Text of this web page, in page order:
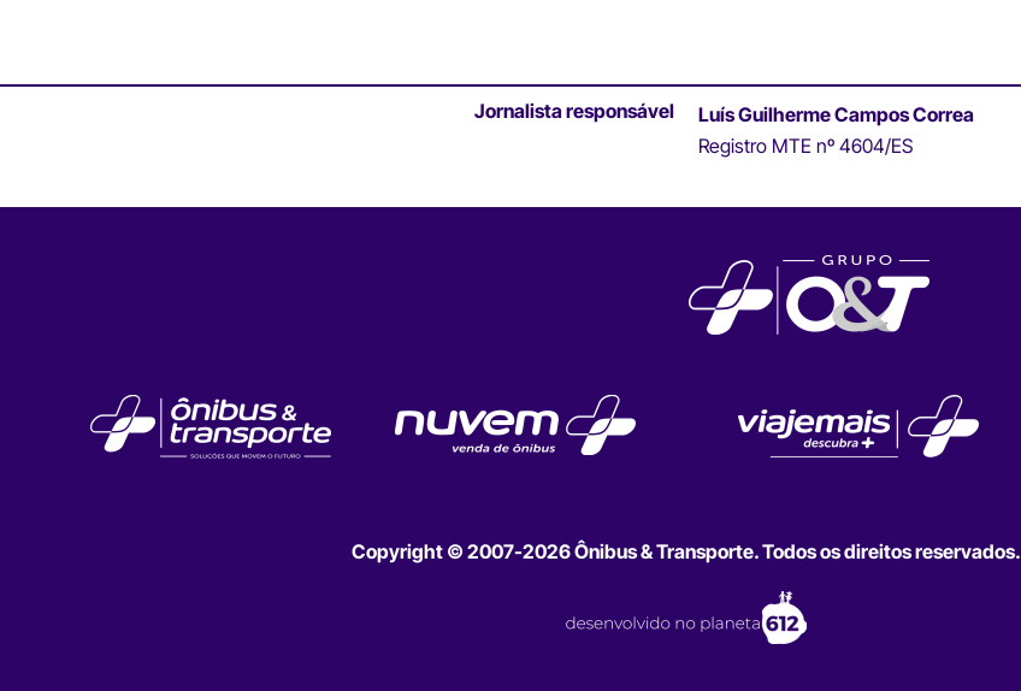
Jornalista responsável
Luís Guilherme Campos Correa
Registro MTE nº 4604/ES
Copyright © 2007-2026 Ônibus & Transporte. Todos os direitos reservados.